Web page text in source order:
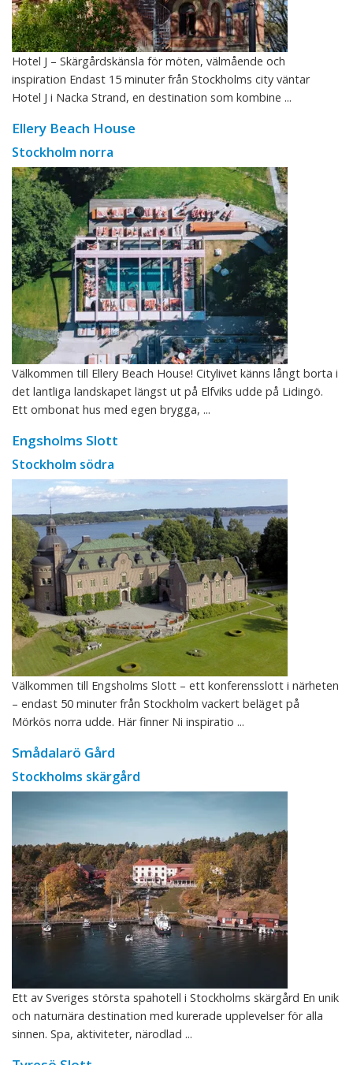
Hotel J – Skärgårdskänsla för möten, välmående och
inspiration Endast 15 minuter från Stockholms city väntar
Hotel J i Nacka Strand, en destination som kombine ...
Ellery Beach House
Stockholm norra
Välkommen till Ellery Beach House! Citylivet känns långt borta i
det lantliga landskapet längst ut på Elfviks udde på Lidingö.
Ett ombonat hus med egen brygga, ...
Engsholms Slott
Stockholm södra
Välkommen till Engsholms Slott – ett konferensslott i närheten
– endast 50 minuter från Stockholm vackert beläget på
Mörkös norra udde. Här finner Ni inspiratio ...
Smådalarö Gård
Stockholms skärgård
Ett av Sveriges största spahotell i Stockholms skärgård En unik
och naturnära destination med kurerade upplevelser för alla
sinnen. Spa, aktiviteter, närodlad ...